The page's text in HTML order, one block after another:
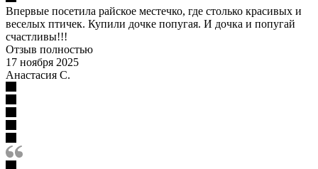
Впервые посетила райское местечко, где столько красивых и
веселых птичек. Купили дочке попугая. И дочка и попугай
счастливы!!!
Отзыв полностью
17 ноября 2025
Анастасия С.